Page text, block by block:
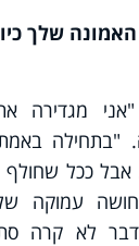
שלך
מגדירה
"בתחילה
ככל שחולף
עמוקה
לא קרה